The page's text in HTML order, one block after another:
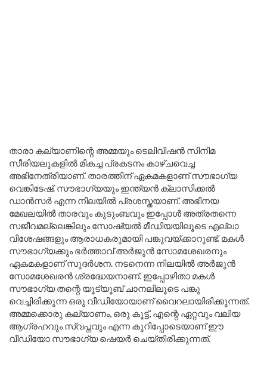
താരാ കല്യാണിന്റെ അമ്മയും ടെലിവിഷൻ സിനിമ
സീരിയലുകളിൽ മികച്ച പ്രകടനം കാഴ്ചവെച്ച
അഭിനേത്രിയാണ്. താരത്തിന് ഏകമകളാണ് സൗഭാഗ്യ
വെങ്കിടേഷ്. സൗഭാഗ്യയും ഇന്ത്യൻ ക്ലാസിക്കൽ
ഡാൻസർ എന്ന നിലയിൽ പ്രശസ്തയാണ്. അഭിനയ
മേഖലയിൽ താരവും കുടുംബവും ഇപ്പോൾ അത്രതന്നെ
സജീവമല്ലെങ്കിലും സോഷ്യൽ മീഡിയയിലൂടെ എല്ലാ
വിശേഷങ്ങളും ആരാധകരുമായി പങ്കുവയ്ക്കാറുണ്ട്. മകൾ
സൗഭാഗ്യക്കും ഭർത്താവ് അർജുൻ സോമശേഖരനും
ഏകമകളാണ് സുദർശന. നടനെന്ന നിലയിൽ അർജുൻ
സോമശേഖരൻ ശ്രദ്ധേയനാണ്. ഇപ്പോഴിതാ മകൾ
സൗഭാഗ്യ തന്റെ യൂട്യൂബ് ചാനലിലൂടെ പങ്കു
വെച്ചിരിക്കുന്ന ഒരു വീഡിയോയാണ് വൈറലായിരിക്കുന്നത്.
അമ്മക്കൊരു കല്യാണം, ഒരു കൂട്ട്, എന്റെ ഏറ്റവും വലിയ
ആഗ്രഹവും സ്വപ്നവും എന്ന കുറിപ്പോടെയാണ് ഈ
വീഡിയോ സൗഭാഗ്യ ഷെയർ ചെയ്തിരിക്കുന്നത്.